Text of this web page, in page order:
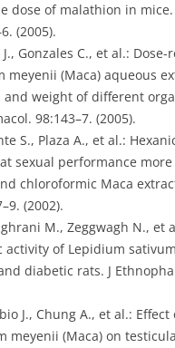
dose of malathion in mice.
(2005).
Gonzales C., et al.: Dose-
meyenii (Maca) aqueous
weight of different
98:143–7. (2005).
S., Plaza A., et al.:
sexual performance
chloroformic Maca
(2002).
M., Zeggwagh N., et
activity of Lepidium
diabetic rats. J
J., Chung A., et al.:
meyenii (Maca) on